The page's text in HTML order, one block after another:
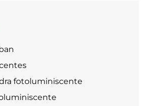
fotoluminiscente